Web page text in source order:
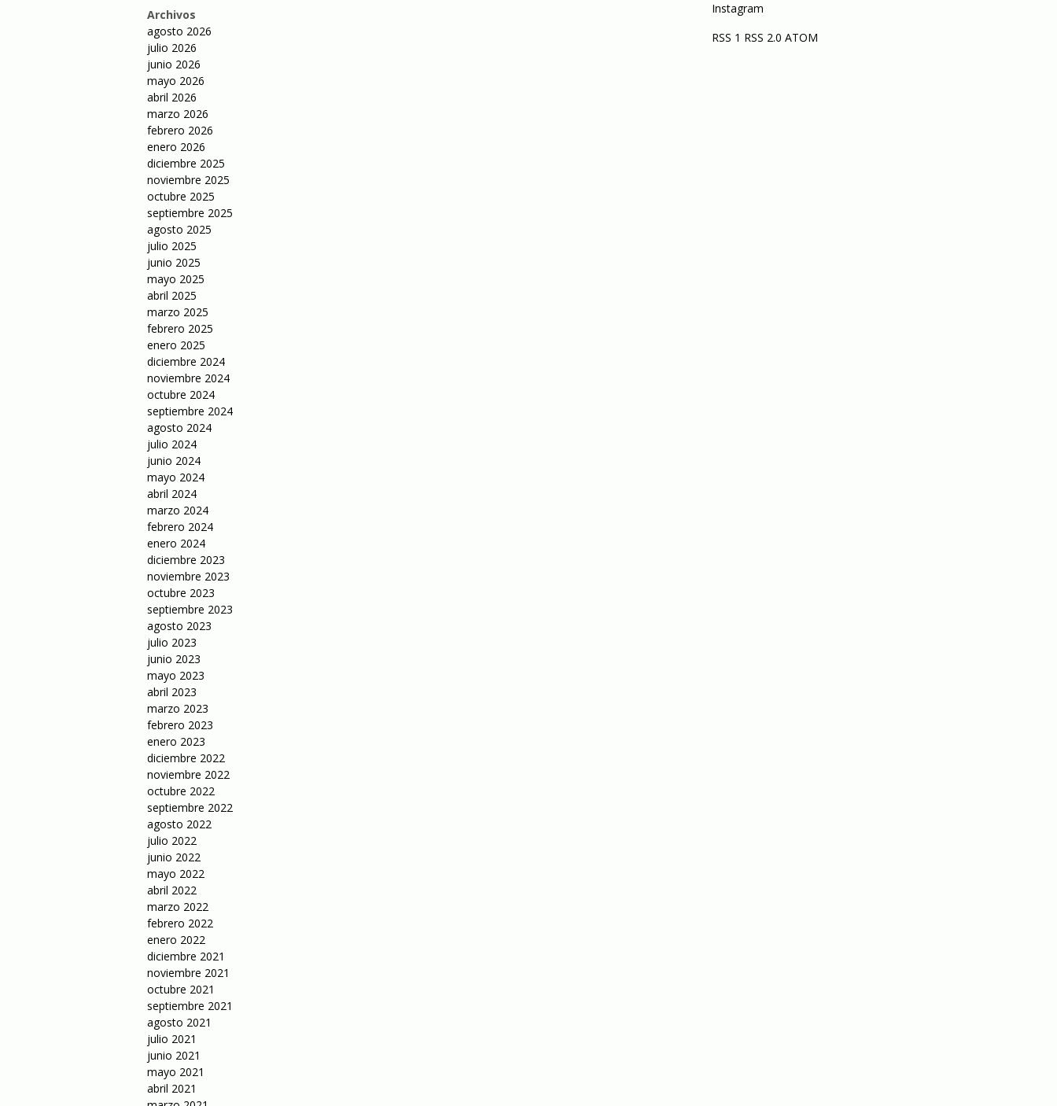
Archivos
agosto 2026
julio 2026
junio 2026
mayo 2026
abril 2026
marzo 2026
febrero 2026
enero 2026
diciembre 2025
noviembre 2025
octubre 2025
septiembre 2025
agosto 2025
julio 2025
junio 2025
mayo 2025
abril 2025
marzo 2025
febrero 2025
enero 2025
diciembre 2024
noviembre 2024
octubre 2024
septiembre 2024
agosto 2024
julio 2024
junio 2024
mayo 2024
abril 2024
marzo 2024
febrero 2024
enero 2024
diciembre 2023
noviembre 2023
octubre 2023
septiembre 2023
agosto 2023
julio 2023
junio 2023
mayo 2023
abril 2023
marzo 2023
febrero 2023
enero 2023
diciembre 2022
noviembre 2022
octubre 2022
septiembre 2022
agosto 2022
julio 2022
junio 2022
mayo 2022
abril 2022
marzo 2022
febrero 2022
enero 2022
diciembre 2021
noviembre 2021
octubre 2021
septiembre 2021
agosto 2021
julio 2021
junio 2021
mayo 2021
abril 2021
Instagram
RSS 1 RSS 2.0 ATOM